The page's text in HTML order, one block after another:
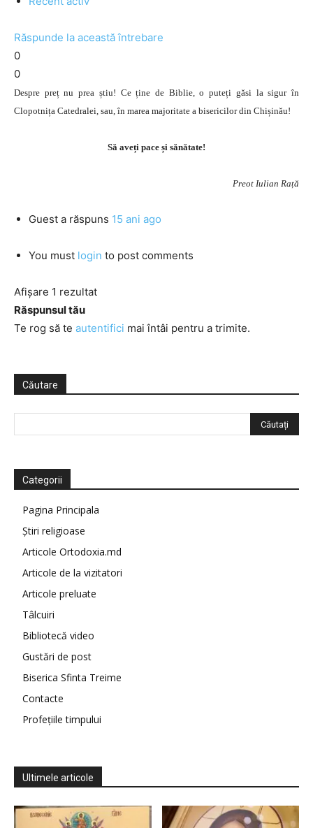
Răspunde la această întrebare
0
0
Despre preț nu prea știu! Ce ține de Biblie, o puteți găsi la sigur în
Clopotnița Catedralei, sau, în marea majoritate a bisericilor din Chișinău!
Să aveți pace și sănătate!
Preot Iulian Rață
Guest a răspuns 15 ani ago
You must login to post comments
Afișare 1 rezultat
Răspunsul tău
Te rog să te autentifici mai întâi pentru a trimite.
Căutare
Categorii
Pagina Principala
Știri religioase
Articole Ortodoxia.md
Articole de la vizitatori
Articole preluate
Tâlcuiri
Bibliotecă video
Gustări de post
Biserica Sfinta Treime
Contacte
Profețiile timpului
Ultimele articole